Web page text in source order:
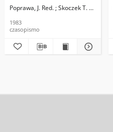
Skoczek, T. Red.
Poprawa, J. Red. ; Skoczek T. Red.
1983
czasopismo